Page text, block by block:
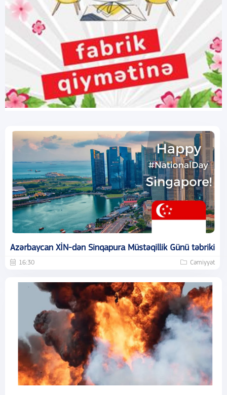
Azərbaycan XİN-dən Sinqapura Müstəqillik Günü təbriki
16:30 Cəmiyyət